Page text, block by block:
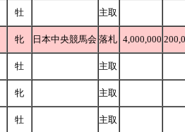
牡 主取
牝 日本中央競馬会 落札 4,000,000
牡 主取
牝 主取
牡 主取